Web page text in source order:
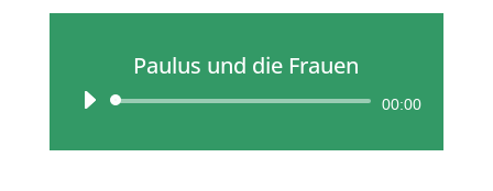
Paulus und die Frauen
Audio-
00:00